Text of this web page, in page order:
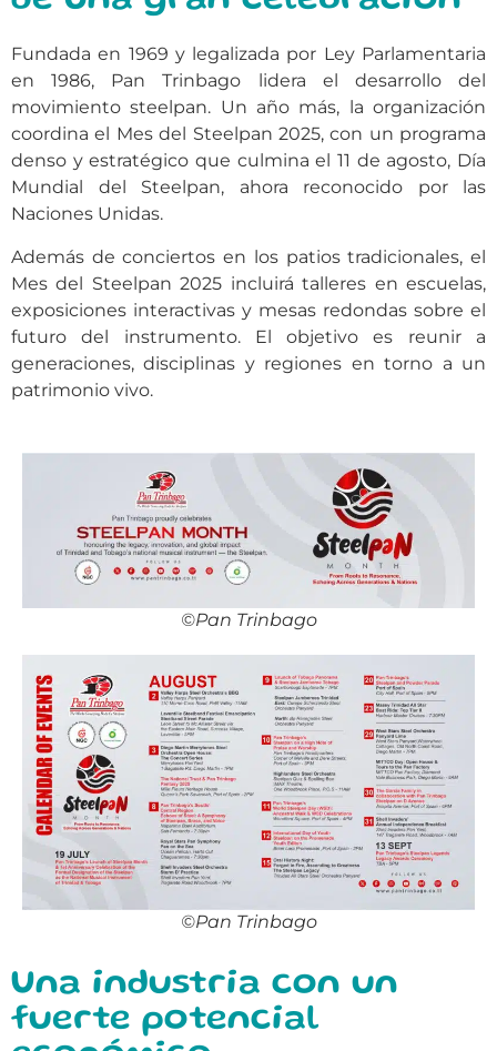
Fundada en 1969 y legalizada por Ley Parlamentaria
en 1986, Pan Trinbago lidera el desarrollo del
movimiento steelpan. Un año más, la organización
coordina el Mes del Steelpan 2025, con un programa
denso y estratégico que culmina el 11 de agosto, Día
Mundial del Steelpan, ahora reconocido por las
Naciones Unidas.
Además de conciertos en los patios tradicionales, el
Mes del Steelpan 2025 incluirá talleres en escuelas,
exposiciones interactivas y mesas redondas sobre el
futuro del instrumento. El objetivo es reunir a
generaciones, disciplinas y regiones en torno a un
patrimonio vivo.
©Pan Trinbago
©Pan Trinbago
Una industria con un
fuerte potencial